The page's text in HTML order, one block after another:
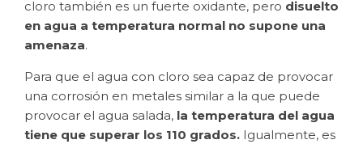
cloro también es un fuerte oxidante, pero disuelto
en agua a temperatura normal no supone una
amenaza.
Para que el agua con cloro sea capaz de provocar
una corrosión en metales similar a la que puede
provocar el agua salada, la temperatura del agua
tiene que superar los 110 grados. Igualmente, es